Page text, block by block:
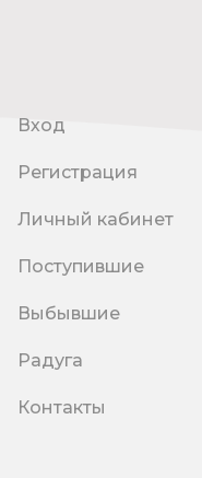
Вход
Регистрация
Личный кабинет
Поступившие
Выбывшие
Радуга
Контакты